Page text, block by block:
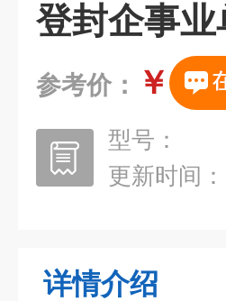
登封企事
参考价： ￥
型号：
更新时间：
详情介绍